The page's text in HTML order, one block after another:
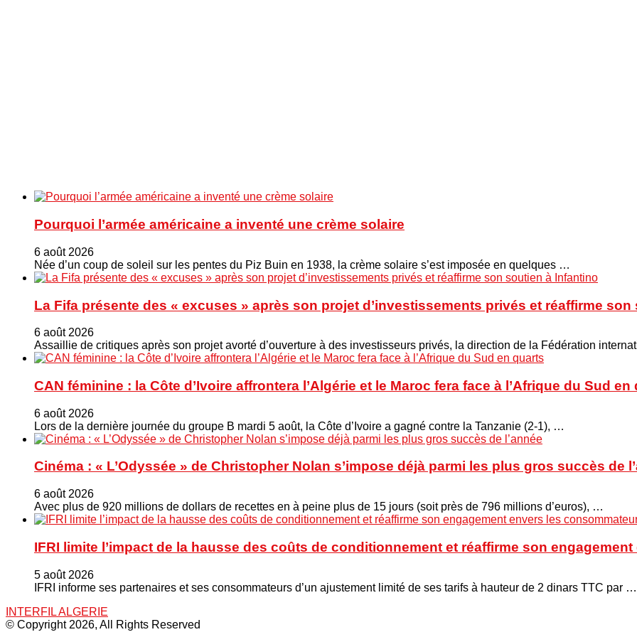
Pourquoi l’armée américaine a inventé une crème solaire
6 août 2026
Née d’un coup de soleil sur les pentes du Piz Buin en 1938, la crème solaire s’est imposée en quelques …
La Fifa présente des « excuses » après son projet d’investissements privés et réaffirme
6 août 2026
Assaillie de critiques après son projet avorté d’ouverture à des investisseurs privés, la direction de la Fédération
CAN féminine : la Côte d’Ivoire affrontera l’Algérie et le Maroc fera face à l’Afrique du Sud en
6 août 2026
Lors de la dernière journée du groupe B mardi 5 août, la Côte d’Ivoire a gagné contre la Tanzanie (2-1), …
Cinéma : « L’Odyssée » de Christopher Nolan s’impose déjà parmi les plus gros succès de
6 août 2026
Avec plus de 920 millions de dollars de recettes en à peine plus de 15 jours (soit près de 796 millions d’euros), …
IFRI limite l’impact de la hausse des coûts de conditionnement et réaffirme son
5 août 2026
IFRI informe ses partenaires et ses consommateurs d’un ajustement limité de ses tarifs à hauteur de 2 dinars TTC par …
INTERFIL ALGERIE
© Copyright 2026, All Rights Reserved